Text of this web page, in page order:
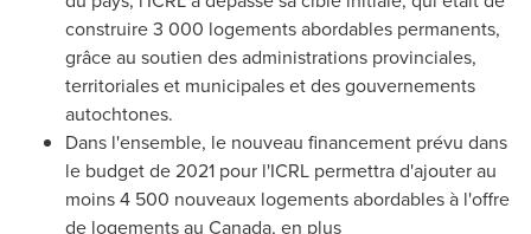
construire 3 000 logements abordables permanents,
grâce au soutien des administrations provinciales,
territoriales et municipales et des gouvernements
autochtones.
Dans l'ensemble, le nouveau financement prévu dans
le budget de 2021 pour l'ICRL permettra d'ajouter au
moins 4 500 nouveaux logements abordables à l'offre
de logements au Canada, en plus